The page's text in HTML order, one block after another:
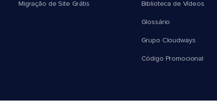
Migração de Site Grátis Biblioteca de Vídeos
Glossário
Grupo Cloudways
Código Promocional